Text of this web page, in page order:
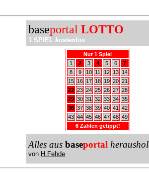
baseportal LOTTO
1 SPIEL kostenlos
Nur 1 Spiel
1
2 3 4 5 6
7
8
9 10 11 12 13
14
15
16 17 18 19 20 21
22 23 24 25 26 27 28
29 30 31 32 33 34 35
36 37 38 39 40 41
42
43 44 45 46 47 48 49
6 Zahlen getippt!
Alles aus baseportal
von H.Fehde